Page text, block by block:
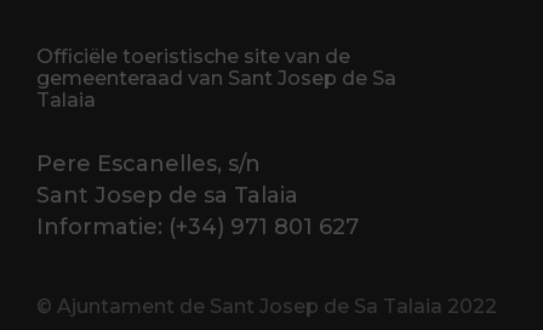
Officiële toeristische site van de
gemeenteraad van Sant Josep de Sa
Talaia
Pere Escanelles, s/n
Sant Josep de sa Talaia
Informatie: (+34) 971 801 627
© Ajuntament de Sant Josep de Sa Talaia 2022